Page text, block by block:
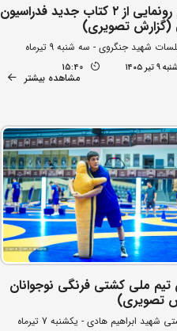
مراسم رونمایی از ۲ کتاب جدید فدراسیون
تصویری)
شهید جنگروی - سه شنبه 9 تیرماه
۱۴۰۵ 15:40
مشاهده بیشتر
تیم ملی کشتی فرنگی نوجوانان
تصویری)
شهید ابراهیم هادی - یکشنبه 7 تیرماه